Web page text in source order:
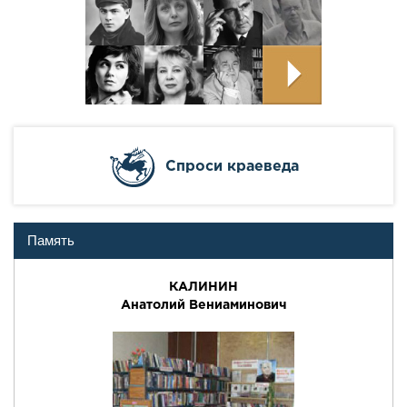
Cпроси краеведа
Память
КАЛИНИН
Анатолий Вениаминович